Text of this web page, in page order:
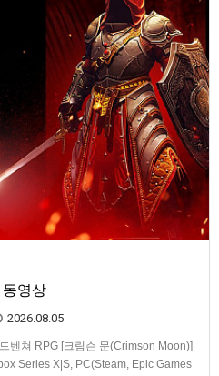
동영상
2026.08.05
벤쳐 RPG [크림슨 문(Crimson Moon)]
Series X|S, PC(Steam, Epic Games